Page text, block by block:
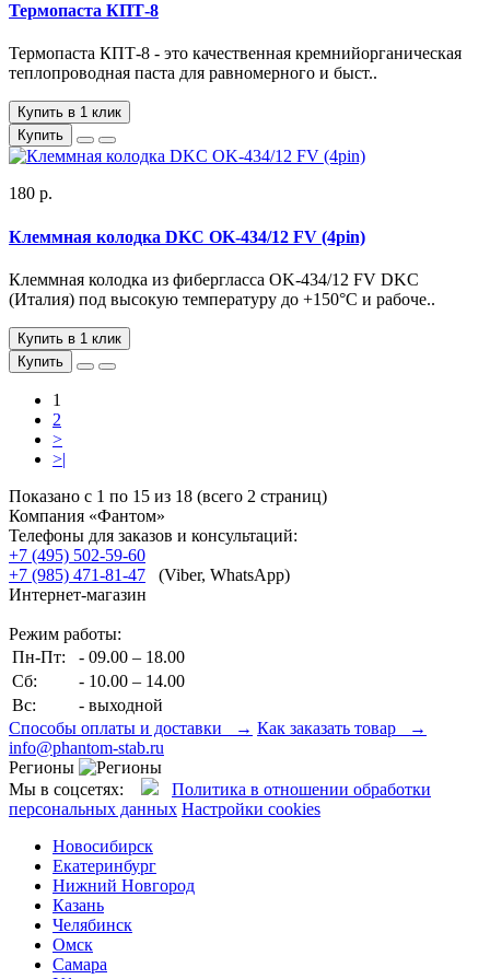
Термопаста КПТ-8
Термопаста КПТ-8 - это качественная кремнийорганическая
теплопроводная паста для равномерного и быст..
Купить в 1 клик
Купить
180 р.
Клеммная колодка DKC OK-434/12 FV (4pin)
Клеммная колодка из фибергласса OK-434/12 FV DKC
(Италия) под высокую температуру до +150°С и рабоче..
Купить в 1 клик
Купить
1
2
>
>|
Показано с 1 по 15 из 18 (всего 2 страниц)
Компания «Фантом»
Телефоны для заказов и консультаций:
+7 (495) 502-59-60
+7 (985) 471-81-47 (Viber, WhatsApp)
Интернет-магазин
Режим работы:
Пн-Пт:
- 09.00 – 18.00
Сб:
- 10.00 – 14.00
Вс:
- выходной
Способы оплаты и доставки → Как заказать товар →
info@phantom-stab.ru
Регионы
Мы в соцсетях:
Политика в отношении обработки
персональных данных Настройки cookies
Новосибирск
Екатеринбург
Нижний Новгород
Казань
Челябинск
Омск
Самара